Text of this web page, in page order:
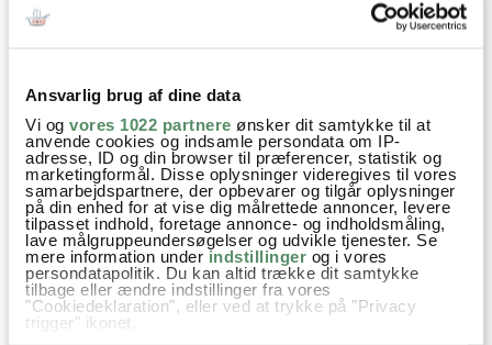
Ansvarlig brug af dine data
Vi og vores 1022 partnere ønsker dit samtykke til at
anvende cookies og indsamle persondata om IP-
adresse, ID og din browser til præferencer, statistik og
marketingformål. Disse oplysninger videregives til vores
samarbejdspartnere, der opbevarer og tilgår oplysninger
på din enhed for at vise dig målrettede annoncer, levere
tilpasset indhold, foretage annonce- og indholdsmåling,
lave målgruppeundersøgelser og udvikle tjenester. Se
mere information under indstillinger og i vores
persondatapolitik. Du kan altid trække dit samtykke
tilbage eller ændre indstillinger fra vores
"Cookiedeklaration", eller ved at trykke på "Privacy
trigger" ikonet.
SPØRGSMÅL TIL OPSKRIFTEN?
Har du spørgsmål til opskriften eller lyst til at sende en sød
hilsen, så kan du skrive til mig i kommentarfeltet herunder.
Du kan måske finde svaret på dit spørgsmål i kommentarfeltet,
hvis det allerede er stillet og besvaret - eller du kan kigge på
denne side, hvor jeg giver svar på mange 'ofte stillede
spørgsmål' til min opskrifter.
26 KOMMENTARER